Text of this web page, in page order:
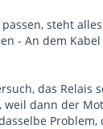
steht
- An dem
das
weil dann der